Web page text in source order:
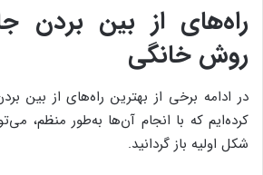
راه‌های از بین
روش خانگی
در ادامه برخی از بهترین راه‌های از بین
کرده‌ایم که با انجام آن‌ها به‌طور منظم،
شکل اولیه باز گردانید.